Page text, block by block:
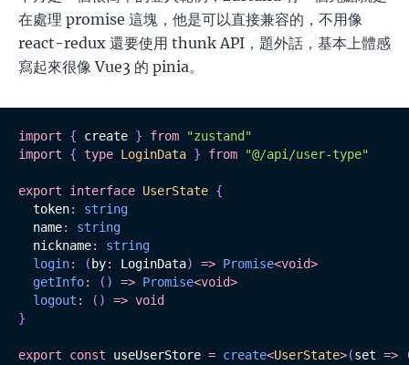
在處理 promise 這塊，他是可以直接兼容的，不用像
react-redux 還要使用 thunk API，題外話，基本上體感
寫起來很像 Vue3 的 pinia。
import { create } from
"zustand"
import
{ type LoginData } from "@/api/user-type"
export interface UserState {
  token
:
string
  name
:
string
  nickname
:
string
login: ( by: LoginData) => Promise<void>
getInfo: ( ) => Promise<void>
logout : ( ) => void
}
export const useUserStore = create<UserState>(set =>